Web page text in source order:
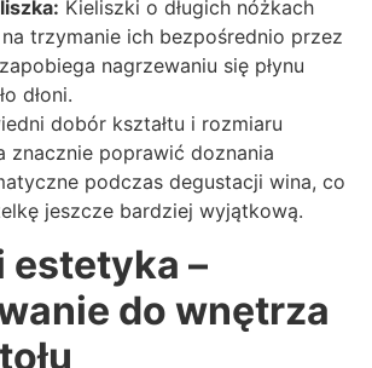
Kieliszki o długich nóżkach
trzymanie ich bezpośrednio przez
nagrzewaniu się płynu
dłoni.
dobór kształtu i rozmiaru
znacznie poprawić doznania
podczas degustacji wina, co
jeszcze bardziej wyjątkową.
estetyka –
do wnętrza